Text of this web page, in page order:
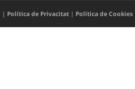
| Política de Privacitat | Política de Cookies